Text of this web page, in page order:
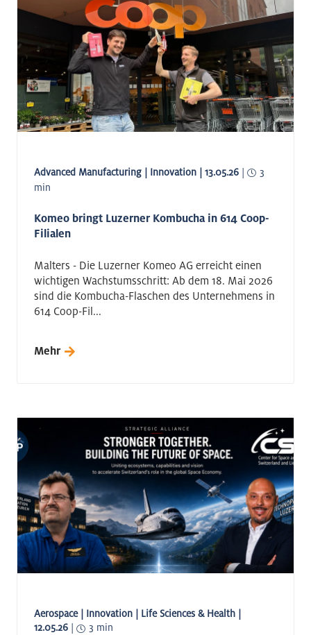
Advanced Manufacturing | Innovation | 13.05.26 |
3
min
Komeo bringt Luzerner Kombucha in 614 Coop-
Filialen
Malters - Die Luzerner Komeo AG erreicht einen
wichtigen Wachstumsschritt: Ab dem 18. Mai 2026
sind die Kombucha-Flaschen des Unternehmens in
614 Coop-Fil...
Mehr
Aerospace | Innovation | Life Sciences & Health |
12.05.26 | 3 min